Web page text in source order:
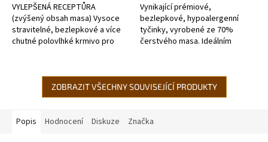
hvězdiček.
VYLEPŠENÁ RECEPTŮRA
(zvýšený obsah masa) Vysoce
stravitelné, bezlepkové a více
chutné polovlhké krmivo pro
hvězdiček.
Vynikající prémiové,
bezlepkové, hypoalergenní
tyčinky, vyrobené ze 70%
čerstvého masa. Ideálním
ZOBRAZIT VŠECHNY SOUVISEJÍCÍ PRODUKTY
Popis Hodnocení Diskuze Značka